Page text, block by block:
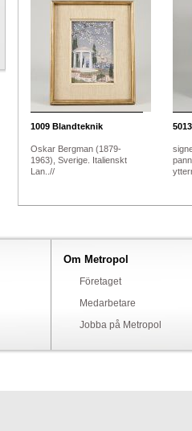
1009 Blandteknik
Oskar Bergman (1879-
1963), Sverige. Italienskt
Lan..//
5013
Om Metropol
Företaget
Medarbetare
Jobba på Metropol